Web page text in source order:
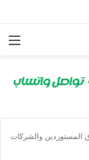
المستوردين والشركات